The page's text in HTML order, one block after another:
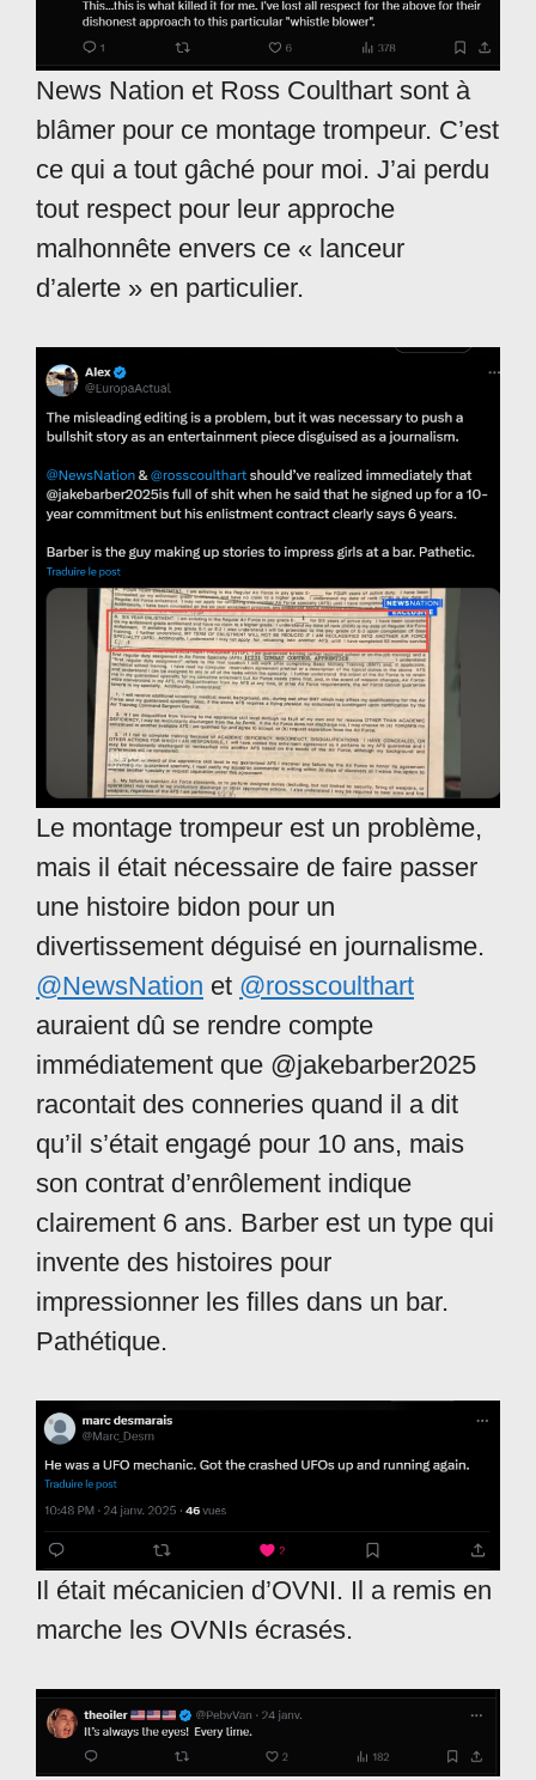
News Nation et Ross Coulthart sont à
blâmer pour ce montage trompeur. C’est
ce qui a tout gâché pour moi. J’ai perdu
tout respect pour leur approche
malhonnête envers ce « lanceur
d’alerte » en particulier.
Le montage trompeur est un problème,
mais il était nécessaire de faire passer
une histoire bidon pour un
divertissement déguisé en journalisme.
@NewsNation et @rosscoulthart
auraient dû se rendre compte
immédiatement que @jakebarber2025
racontait des conneries quand il a dit
qu’il s’était engagé pour 10 ans, mais
son contrat d’enrôlement indique
clairement 6 ans. Barber est un type qui
invente des histoires pour
impressionner les filles dans un bar.
Pathétique.
Il était mécanicien d’OVNI. Il a remis en
marche les OVNIs écrasés.